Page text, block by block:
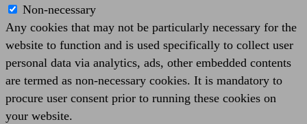
Non-necessary
Any cookies that may not be particularly necessary for the
website to function and is used specifically to collect user
personal data via analytics, ads, other embedded contents
are termed as non-necessary cookies. It is mandatory to
procure user consent prior to running these cookies on
your website.